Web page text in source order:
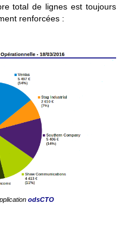
total de lignes est toujours
renforcées :
odsCTO